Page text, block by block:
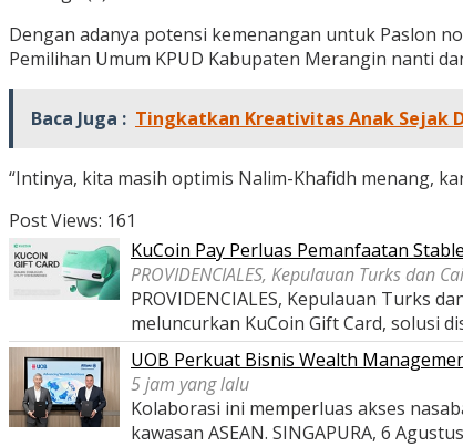
Dengan adanya potensi kemenangan untuk Paslon
Pemilihan Umum KPUD Kabupaten Merangin nanti
Baca Juga : Tingkatkan Kreativitas Anak Sejak
“Intinya, kita masih optimis Nalim-Khafidh menang,
Post Views: 161
KuCoin Pay Perluas Pemanfaatan
PROVIDENCIALES, Kepulauan Turks dan
PROVIDENCIALES, Kepulauan Turks
meluncurkan KuCoin Gift Card, solusi
UOB Perkuat Bisnis Wealth
5 jam yang lalu
Kolaborasi ini memperluas akses
kawasan ASEAN. SINGAPURA, 6